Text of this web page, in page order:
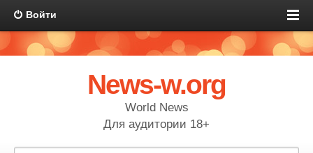
Войти
News-w.org
World News
Для аудитории 18+